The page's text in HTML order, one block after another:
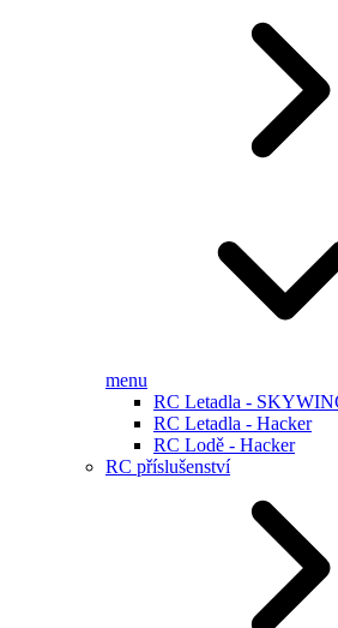
menu
RC Letadla -
RC Letadla - Hacker
RC Lodě - Hacker
RC příslušenství